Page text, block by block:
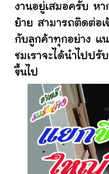
งานอยู่เสมอครับ ห
ย้าย สามารถติดต่อเ
กับลูกค้าทุกอย่าง แ
ชมเราจะได้นำไปปรั
ขึ้นไป